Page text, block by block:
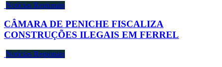
Notícias Regionais
CÂMARA DE PENICHE FISCALIZA
CONSTRUÇÕES ILEGAIS EM FERREL
Notícias Regionais